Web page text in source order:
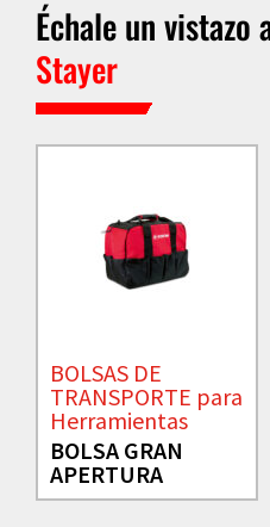
Échale un vistazo
Stayer
BOLSAS DE
TRANSPORTE para
Herramientas
BOLSA GRAN
APERTURA